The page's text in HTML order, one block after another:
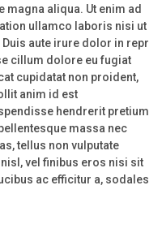
aliqua. Ut enim ad
ullamco laboris nisi ut
aute irure dolor in repr
cillum dolore eu fugiat
cupidatat non proident,
anim id est
hendrerit pretium
massa nec
tellus non vulputate
vel finibus eros nisi sit
ac efficitur a, sodales